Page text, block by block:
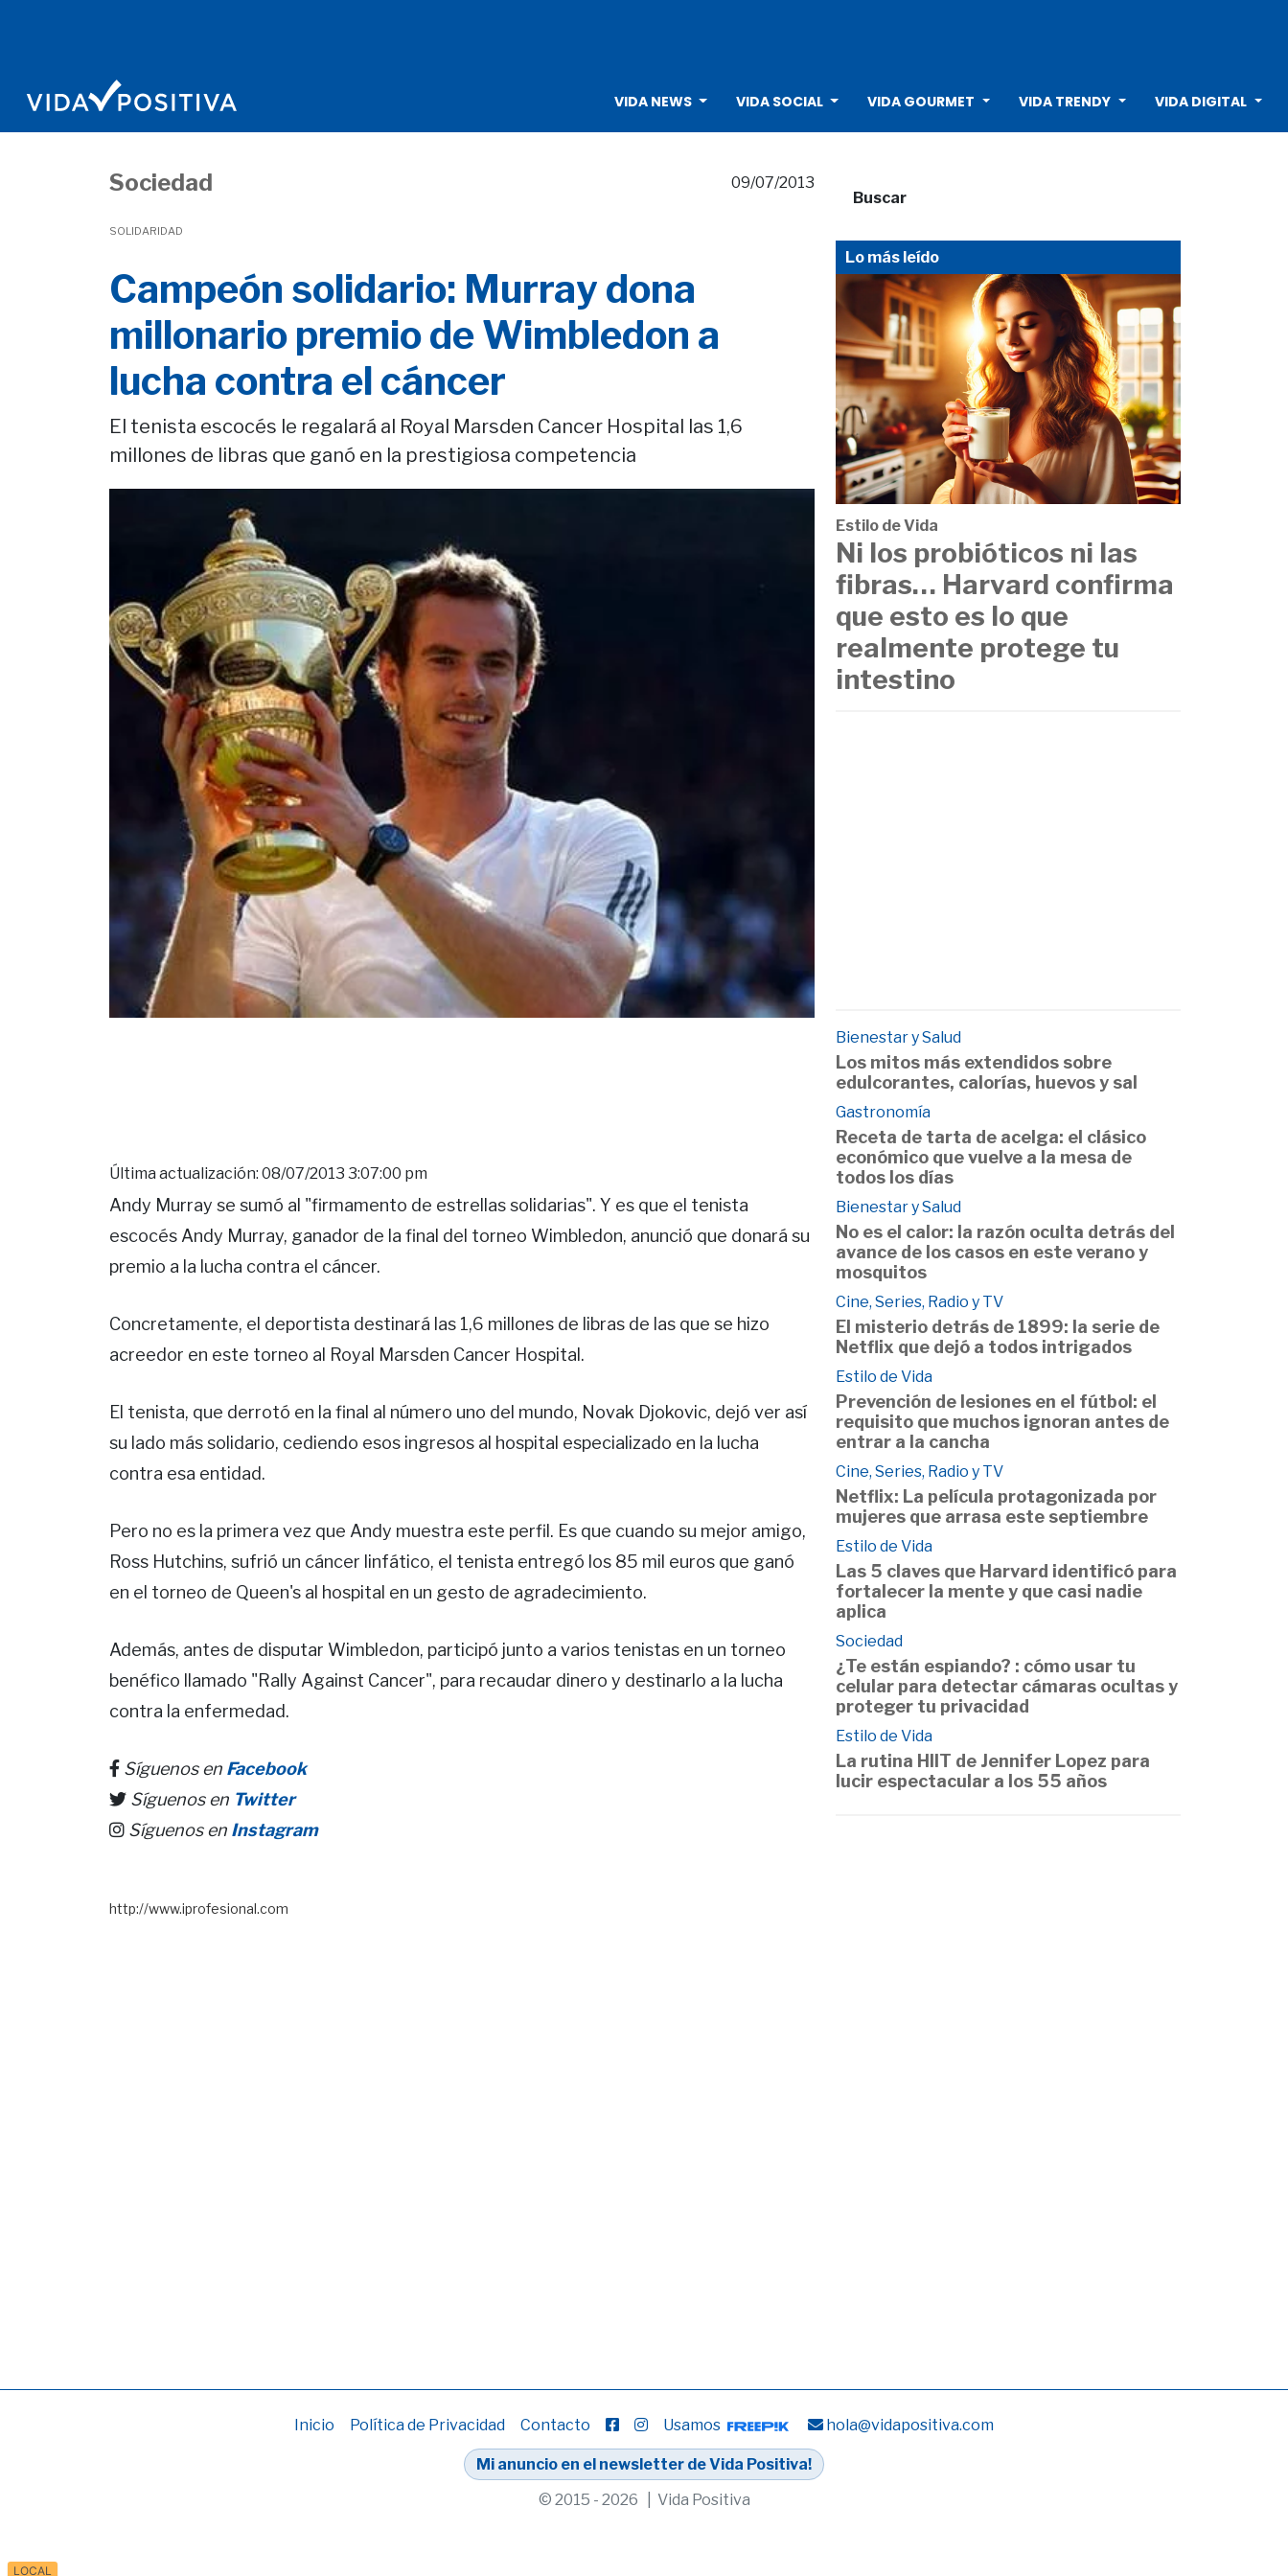
VIDA NEWS VIDA SOCIAL VIDA GOURMET VIDA TRENDY VIDA DIGITAL
Sociedad
SOLIDARIDAD
09/07/2013
Campeón solidario: Murray dona
millonario premio de Wimbledon a
lucha contra el cáncer
El tenista escocés le regalará al Royal Marsden Cancer Hospital las 1,6
millones de libras que ganó en la prestigiosa competencia
Última actualización: 08/07/2013 3:07:00 pm
Andy Murray se sumó al "firmamento de estrellas solidarias". Y es que el tenista
escocés Andy Murray, ganador de la final del torneo Wimbledon, anunció que donará su
premio a la lucha contra el cáncer.
Concretamente, el deportista destinará las 1,6 millones de libras de las que se hizo
acreedor en este torneo al Royal Marsden Cancer Hospital.
El tenista, que derrotó en la final al número uno del mundo, Novak Djokovic, dejó ver así
su lado más solidario, cediendo esos ingresos al hospital especializado en la lucha
contra esa entidad.
Pero no es la primera vez que Andy muestra este perfil. Es que cuando su mejor amigo,
Ross Hutchins, sufrió un cáncer linfático, el tenista entregó los 85 mil euros que ganó
en el torneo de Queen's al hospital en un gesto de agradecimiento.
Además, antes de disputar Wimbledon, participó junto a varios tenistas en un torneo
benéfico llamado "Rally Against Cancer", para recaudar dinero y destinarlo a la lucha
contra la enfermedad.
Síguenos en Facebook
Síguenos en Twitter
Síguenos en Instagram
http://www.iprofesional.com
Buscar
Lo más leído
Estilo de Vida
Ni los probióticos ni las
fibras… Harvard confirma
que esto es lo que
realmente protege tu
intestino
Bienestar y Salud
Los mitos más extendidos sobre
edulcorantes, calorías, huevos y sal
Gastronomía
Receta de tarta de acelga: el clásico
económico que vuelve a la mesa de
todos los días
Bienestar y Salud
No es el calor: la razón oculta detrás del
avance de los casos en este verano y
mosquitos
Cine, Series, Radio y TV
El misterio detrás de 1899: la serie de
Netflix que dejó a todos intrigados
Estilo de Vida
Prevención de lesiones en el fútbol: el
requisito que muchos ignoran antes de
entrar a la cancha
Cine, Series, Radio y TV
Netflix: La película protagonizada por
mujeres que arrasa este septiembre
Estilo de Vida
Las 5 claves que Harvard identificó para
fortalecer la mente y que casi nadie
aplica
Sociedad
¿Te están espiando? : cómo usar tu
celular para detectar cámaras ocultas y
proteger tu privacidad
Estilo de Vida
La rutina HIIT de Jennifer Lopez para
lucir espectacular a los 55 años
Inicio Política de Privacidad Contacto Usamos hola@vidapositiva.com
Mi anuncio en el newsletter de Vida Positiva!
© 2015 - 2026 | Vida Positiva
LOCAL